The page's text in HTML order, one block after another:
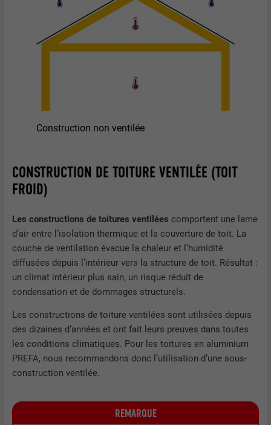
Construction non ventilée
CONSTRUCTION DE TOITURE VENTILÉE (TOIT
FROID)
Les constructions de toitures ventilées comportent une lame
d’air entre l’isolation thermique et la couverture de toit. La
couche de ventilation évacue la chaleur et l’humidité
diffusées depuis l’intérieur vers la structure de toit. Résultat :
un climat intérieur plus sain, un risque réduit de
condensation et de dommages structurels.
Les constructions de toiture ventilées sont utilisées depuis
des dizaines d’années et ont fait leurs preuves dans toutes
les conditions climatiques. Pour les toitures en aluminium
PREFA, nous recommandons donc l’utilisation d’une sous-
construction ventilée.
REMARQUE